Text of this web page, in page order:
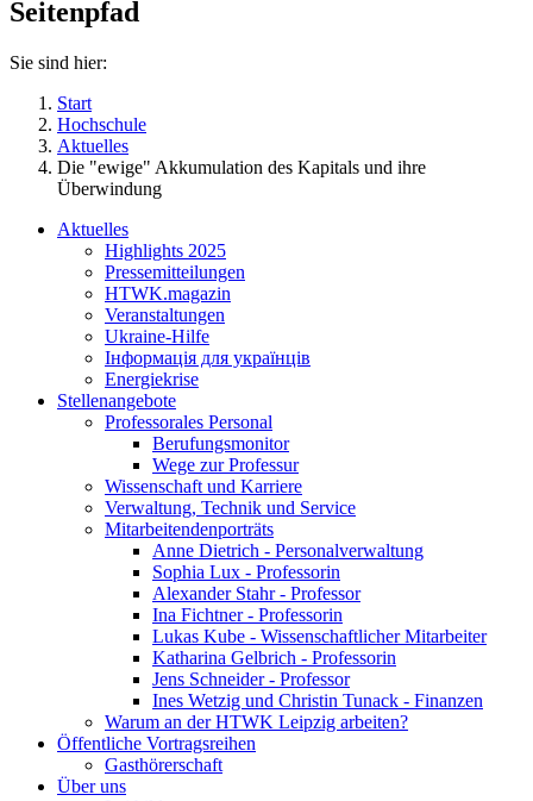
Seitenpfad
Sie sind hier:
Start
Hochschule
Aktuelles
Die "ewige" Akkumulation des Kapitals und ihre
Überwindung
Aktuelles
Highlights 2025
Pressemitteilungen
HTWK.magazin
Veranstaltungen
Ukraine-Hilfe
Інформація для українців
Energiekrise
Stellenangebote
Professorales Personal
Berufungsmonitor
Wege zur Professur
Wissenschaft und Karriere
Verwaltung, Technik und Service
Mitarbeitendenporträts
Anne Dietrich - Personalverwaltung
Sophia Lux - Professorin
Alexander Stahr - Professor
Ina Fichtner - Professorin
Lukas Kube - Wissenschaftlicher Mitarbeiter
Katharina Gelbrich - Professorin
Jens Schneider - Professor
Ines Wetzig und Christin Tunack - Finanzen
Warum an der HTWK Leipzig arbeiten?
Öffentliche Vortragsreihen
Gasthörerschaft
Über uns